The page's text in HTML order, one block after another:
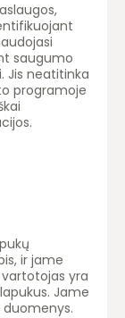
saugumo
Jis neatitinka
programoje
ir jame
yra
Jame